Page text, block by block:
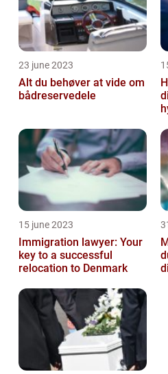
23 june 2023
Alt du behøver at vide om
bådreservedele
15 june 2023
Immigration lawyer: Your
key to a successful
relocation to Denmark